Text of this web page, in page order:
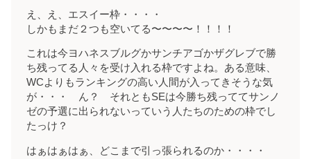
え、え、エスイー枠・・・・
しかもまだ２つも空いてる〜〜〜〜！！！！
これは今ヨハネスブルグかサンチアゴかザグレブで勝
ち残ってる人々を受け入れる枠ですよね。ある意味、
WCよりもランキングの高い人間が入ってきそうな気
が・・・ ん？ それともSEは今勝ち残っててサンノ
ゼの予選に出られないっていう人たちのための枠でし
たっけ？
はぁはぁはぁ、どこまで引っ張られるのか・・・・